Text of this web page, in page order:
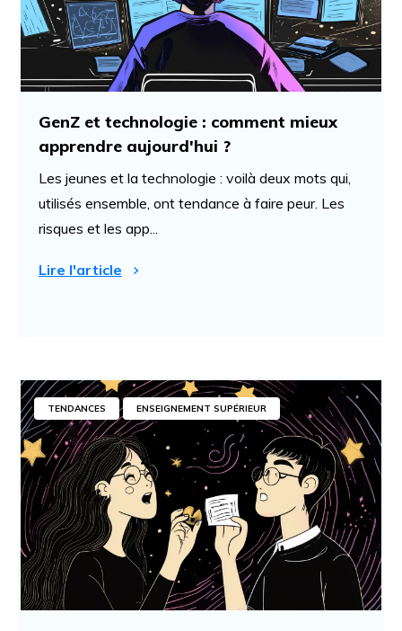
GenZ et technologie : comment mieux
apprendre aujourd'hui ?
Les jeunes et la technologie : voilà deux mots qui,
utilisés ensemble, ont tendance à faire peur. Les
risques et les app...
Lire l'article
TENDANCES ENSEIGNEMENT SUPÉRIEUR